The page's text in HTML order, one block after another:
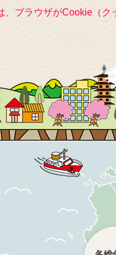
ブラウザがCookie（